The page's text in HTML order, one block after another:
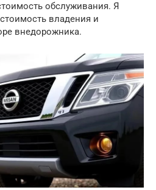
обслуживания. Я
владения и
внедорожника.